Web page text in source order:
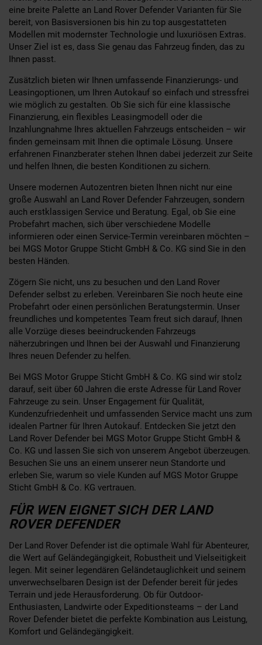
eine breite Palette an Land Rover Defender Varianten für Sie
bereit, von Basisversionen bis hin zu top ausgestatteten
Modellen mit modernster Technologie und luxuriösen Extras.
Unser Ziel ist es, dass Sie genau das Fahrzeug finden, das zu
Ihnen passt.
Zusätzlich bieten wir Ihnen umfassende Finanzierungs- und
Leasingoptionen, um Ihren Autokauf so einfach und stressfrei
wie möglich zu gestalten. Ob Sie sich für eine klassische
Finanzierung, ein flexibles Leasingmodell oder die
Inzahlungnahme Ihres aktuellen Fahrzeugs entscheiden – wir
finden gemeinsam mit Ihnen die optimale Lösung. Unsere
erfahrenen Finanzberater stehen Ihnen dabei jederzeit zur Seite
und helfen Ihnen, die besten Konditionen zu sichern.
Unsere modernen Autozentren bieten Ihnen nicht nur eine
große Auswahl an Land Rover Defender Fahrzeugen, sondern
auch erstklassigen Service und Beratung. Egal, ob Sie eine
Probefahrt machen, sich über verschiedene Modelle
informieren oder einen Service-Termin vereinbaren möchten –
bei MGS Motor Gruppe Sticht GmbH & Co. KG sind Sie in den
besten Händen.
Zögern Sie nicht, uns zu besuchen und den Land Rover
Defender selbst zu erleben. Vereinbaren Sie noch heute eine
Probefahrt oder einen persönlichen Beratungstermin. Unser
freundliches und kompetentes Team freut sich darauf, Ihnen
alle Vorzüge dieses beeindruckenden Fahrzeugs
näherzubringen und Ihnen bei der Auswahl und Finanzierung
Ihres neuen Defender zu helfen.
Bei MGS Motor Gruppe Sticht GmbH & Co. KG sind wir stolz
darauf, seit über 60 Jahren die erste Adresse für Land Rover
Fahrzeuge zu sein. Unser Engagement für Qualität,
Kundenzufriedenheit und umfassenden Service macht uns zum
idealen Partner für Ihren Autokauf. Entdecken Sie jetzt den
Land Rover Defender bei MGS Motor Gruppe Sticht GmbH &
Co. KG und lassen Sie sich von unserem Angebot überzeugen.
Besuchen Sie uns an einem unserer neun Standorte und
erleben Sie, warum so viele Kunden auf MGS Motor Gruppe
Sticht GmbH & Co. KG vertrauen.
FÜR WEN EIGNET SICH DER LAND
ROVER DEFENDER
Der Land Rover Defender ist die optimale Wahl für Abenteurer,
die Wert auf Geländegängigkeit, Robustheit und Vielseitigkeit
legen. Mit seiner legendären Geländetauglichkeit und seinem
unverwechselbaren Design ist der Defender bereit für jedes
Terrain und jede Herausforderung. Ob für Outdoor-
Enthusiasten, Landwirte oder Expeditionsteams – der Land
Rover Defender bietet die perfekte Kombination aus Leistung,
Komfort und Geländegängigkeit.